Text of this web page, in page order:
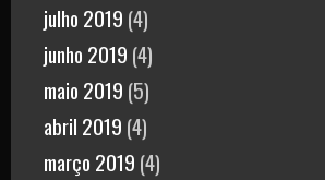
julho 2019 (4)
junho 2019 (4)
maio 2019 (5)
abril 2019 (4)
março 2019 (4)